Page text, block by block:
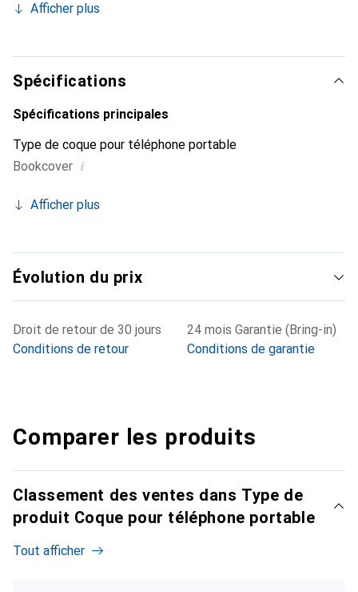
et indispensable de votre smartphone. Reconnaissable à
marque Noreve est un choix sûr pour une clientèle
exigeante.
Afficher plus
Spécifications
Spécifications principales
Type de coque pour téléphone portable
Bookcover i
Afficher plus
Évolution du prix
Droit de retour de 30 jours
Conditions de retour
24 mois Garantie (Bring-in)
Conditions de garantie
Comparer les produits
Classement des ventes dans Type de
produit Coque pour téléphone portable
Tout afficher